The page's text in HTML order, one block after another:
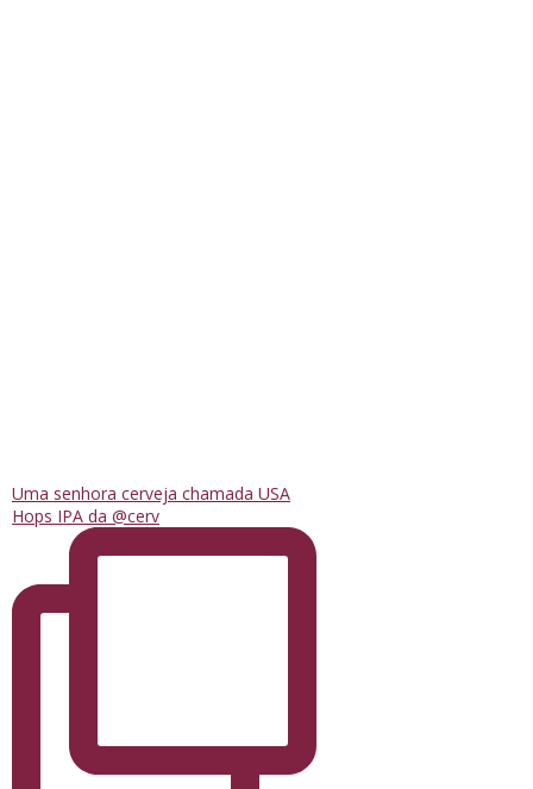
Uma senhora cerveja chamada USA
Hops IPA da @cerv